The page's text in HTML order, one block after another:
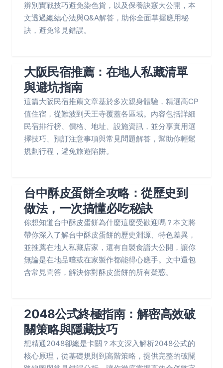
辨別實戰技巧避免染色貨，以及保養訣竅大公開，本
文透過總結心法與Q&A解答，助你全面掌握應用秘
訣，避免常見錯誤。
大阪民宿推薦：在地人私藏清單
與避坑指南
這篇大阪民宿推薦文章基於多次親身體驗，精選高CP
值住宿，從難波到天王寺覆蓋各區域。內容包括詳細
民宿排行榜、價格、地址、設施資訊，並分享實用選
擇技巧、預訂注意事項與常見問題解答，幫助你輕鬆
規劃行程，避免旅遊陷阱。
台中酥皮蛋餅全攻略：從歷史到
做法，一次搞懂必吃秘訣
你想知道台中酥皮蛋餅為什麼這麼受歡迎嗎？本文將
帶你深入了解台中酥皮蛋餅的歷史淵源、特色差異，
並推薦在地人私藏店家，還有自製食譜大公開，讓你
無論是在地品嚐或在家製作都能得心應手。文中還包
含常見問答，解決你對酥皮蛋餅的所有疑惑。
2048公式終極指南：解密高效破
關策略與隱藏技巧
想精通2048卻總是卡關？本文深入解析2048公式的
核心原理，從基礎規則到高階策略，提供完整的破關